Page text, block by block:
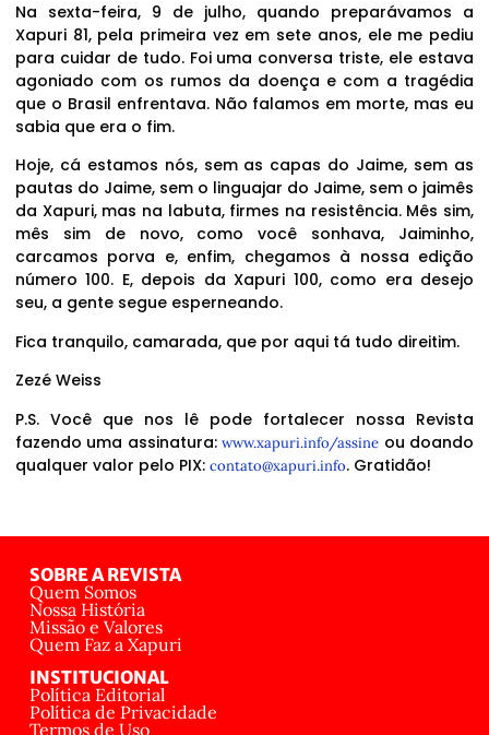
Na sexta-feira, 9 de julho, quando preparávamos a
Xapuri 81, pela primeira vez em sete anos, ele me pediu
para cuidar de tudo. Foi uma conversa triste, ele estava
agoniado com os rumos da doença e com a tragédia
que o Brasil enfrentava. Não falamos em morte, mas eu
sabia que era o fim.
Hoje, cá estamos nós, sem as capas do Jaime, sem as
pautas do Jaime, sem o linguajar do Jaime, sem o jaimês
da Xapuri, mas na labuta, firmes na resistência. Mês sim,
mês sim de novo, como você sonhava, Jaiminho,
carcamos porva e, enfim, chegamos à nossa edição
número 100. E, depois da Xapuri 100, como era desejo
seu, a gente segue esperneando.
Fica tranquilo, camarada, que por aqui tá tudo direitim.
Zezé Weiss
P.S. Você que nos lê pode fortalecer nossa Revista
fazendo uma assinatura:www.xapuri.info/assine ou doando
qualquer valor pelo PIX: contato@xapuri.info. Gratidão!
SOBRE A REVISTA
Quem Somos
Nossa História
Missão e Valores
Quem Faz a Xapuri
INSTITUCIONAL
Política Editorial
Política de Privacidade
Termos de Uso